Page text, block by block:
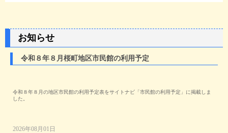
お知らせ
令和８年８月桜町地区市民館の利用予定
令和８年８月の地区市民館の利用予定表をサイトナビ「市民館の利用予定」に掲載しま
した。
2026年08月01日